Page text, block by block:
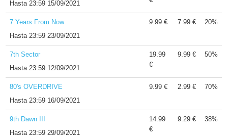
Hasta23:59 15/09/2021
7 Years From Now
Hasta23:59 23/09/2021
9.99 € 7.99 € 20%
7th Sector
Hasta23:59 12/09/2021
19.99
€
9.99 € 50%
80's OVERDRIVE
Hasta23:59 16/09/2021
9.99 € 2.99 € 70%
9th Dawn III
Hasta23:59 29/09/2021
14.99
€
9.29 € 38%